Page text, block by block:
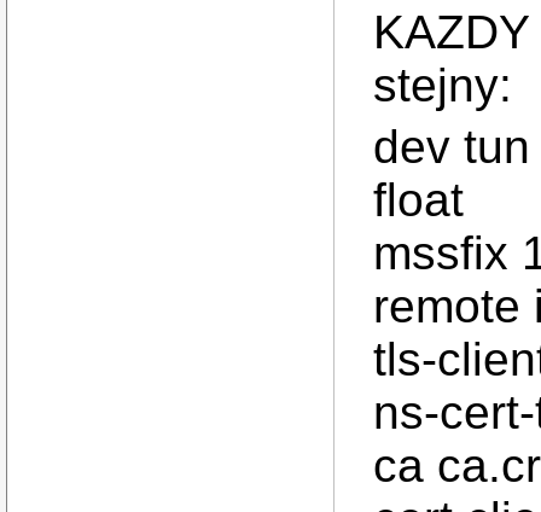
stejny:
dev tun
float
mssfix
remote
tls-
ns-
ca